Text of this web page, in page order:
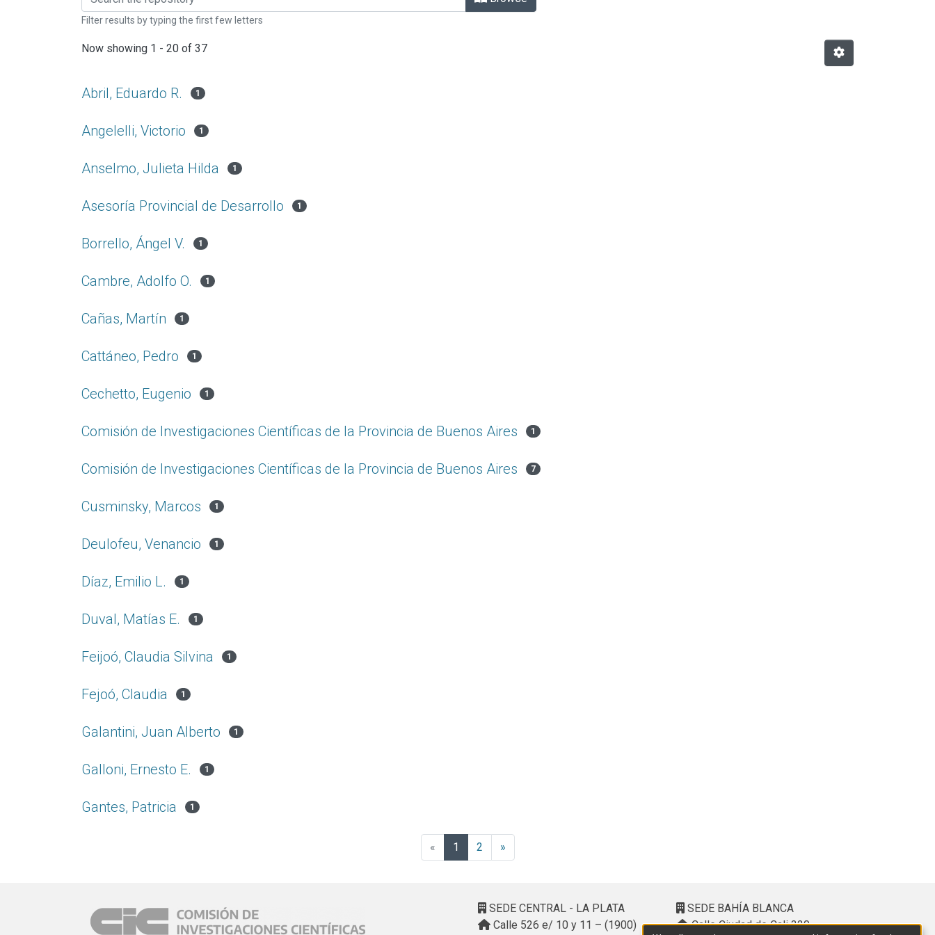
Filter results by typing the first few letters
Now showing 1 - 20 of 37
Abril, Eduardo R. 1
Angelelli, Victorio 1
Anselmo, Julieta Hilda 1
Asesoría Provincial de Desarrollo 1
Borrello, Ángel V. 1
Cambre, Adolfo O. 1
Cañas, Martín 1
Cattáneo, Pedro 1
Cechetto, Eugenio 1
Comisión de Investigaciones Científicas de la Provincia de Buenos Aires 1
Comisión de Investigaciones Científicas de la Provincia de Buenos Aires 7
Cusminsky, Marcos 1
Deulofeu, Venancio 1
Díaz, Emilio L. 1
Duval, Matías E. 1
Feijoó, Claudia Silvina 1
Fejoó, Claudia 1
Galantini, Juan Alberto 1
Galloni, Ernesto E. 1
Gantes, Patricia 1
« 1 (current)
2 »
SEDE CENTRAL - LA PLATA
Calle 526 e/ 10 y 11 – (1900)
SEDE BAHÍA BLANCA
Calle Ciudad de Cali 320 –